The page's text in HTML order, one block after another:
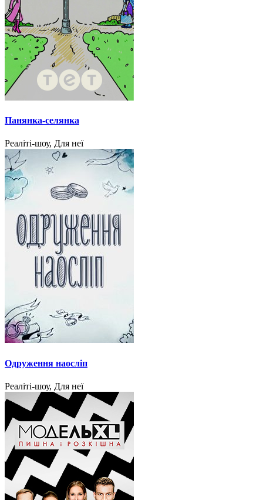
Панянка-селянка
Реаліті-шоу, Для неї
Одруження наосліп
Реаліті-шоу, Для неї